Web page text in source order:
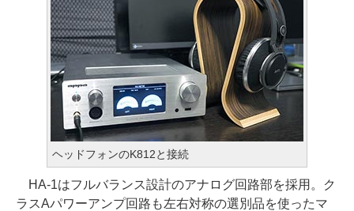
ヘッドフォンのK812と接続
HA-1はフルバランス設計のアナログ回路部を採用。ク
ラスAパワーアンプ回路も左右対称の選別品を使ったマ